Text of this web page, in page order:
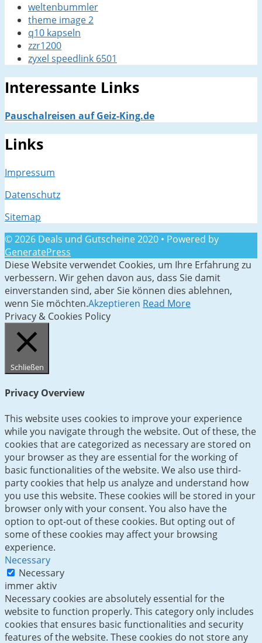
weltenbummler
theme image 2
q10 kapseln
zzr1200
zyxel speedlink 6501
Interessante Links
Pauschalreisen auf Geiz-King.de
Links
Impressum
Datenschutz
Sitemap
© 2026 Deals und Gutscheine 2020 • Powered by
GeneratePress
Diese Website verwendet Cookies, um Ihre Erfahrung zu
verbessern. Wir gehen davon aus, dass Sie damit
einverstanden sind, aber Sie können dies ablehnen,
wenn Sie möchten.Akzeptieren Read More
Privacy & Cookies Policy
Schließen
Privacy Overview
This website uses cookies to improve your experience
while you navigate through the website. Out of these, the
cookies that are categorized as necessary are stored on
your browser as they are essential for the working of
basic functionalities of the website. We also use third-
party cookies that help us analyze and understand how
you use this website. These cookies will be stored in your
browser only with your consent. You also have the
option to opt-out of these cookies. But opting out of
some of these cookies may affect your browsing
experience.
Necessary
Necessary
immer aktiv
Necessary cookies are absolutely essential for the
website to function properly. This category only includes
cookies that ensures basic functionalities and security
features of the website. These cookies do not store any